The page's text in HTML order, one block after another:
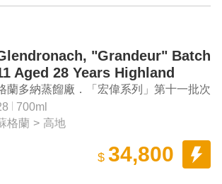
"Grandeur" Batch
Aged 28 Years Highland
Malt Scotch Whisky
蘭多納蒸餾廠．「宏偉系列」第十一批次
年 單一麥芽蘇格蘭威士忌
700ml
格蘭 > 高地
$ 34,800